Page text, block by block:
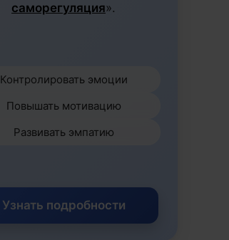
саморегуляция».
Контролировать эмоции
Повышать мотивацию
Развивать эмпатию
Узнать подробности